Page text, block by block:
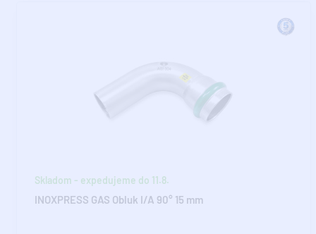
Skladom - expedujeme do 11.8.
INOXPRESS GAS Obluk I/A 90° 15 mm